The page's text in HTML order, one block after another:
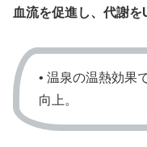
血流を促進し、代謝を
• 温泉の温熱効果
向上。